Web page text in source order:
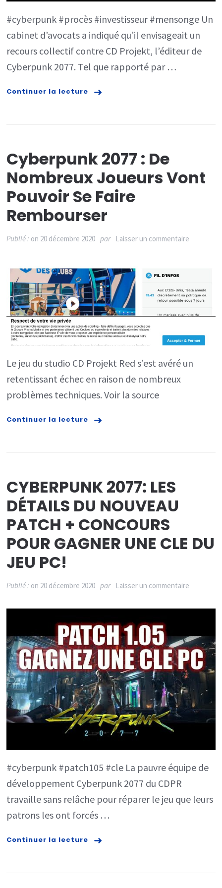
#cyberpunk #procès #investisseur #mensonge Un
cabinet d’avocats a indiqué qu’il envisageait un
recours collectif contre CD Projekt, l’éditeur de
Cyberpunk 2077. Tel que rapporté par …
Continuer la lecture
Cyberpunk 2077 : De
Nombreux Joueurs Vont
Pouvoir Se Faire
Rembourser
Publié : on 20 décembre 2020 par Laisser un commentaire
de
nombreux
joueurs
pouvoir
Le jeu du studio CD Projekt Red s’est avéré un
retentissant échec en raison de nombreux
problèmes techniques. Voir la source
Continuer la lecture
CYBERPUNK 2077: LES
DÉTAILS DU NOUVEAU
PATCH + CONCOURS
POUR GAGNER UNE CLE DU
JEU PC!
Publié : on 20 décembre 2020 par Laisser un commentaire
DÉTAILS
DU
NOUVEAU
PATCH
+
#cyberpunk #patch105 #cle La pauvre équipe de
développement Cyberpunk 2077 du CDPR
travaille sans relâche pour réparer le jeu que leurs
patrons les ont forcés …
Continuer la lecture